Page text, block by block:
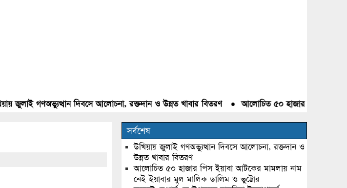
জুলাই গণঅভ্যুত্থান দিবসে আলোচনা, রক্তদান ও উন্নত খাবার বিতরণ● আলোচিত ৫০ হাজার পিস ইয়াবা
সর্বশেষ
উখিয়ায় জুলাই গণঅভ্যুত্থান দিবসে আলোচনা, রক্তদান ও
উন্নত খাবার বিতরণ
আলোচিত ৫০ হাজার পিস ইয়াবা আটকের মামলায় নাম
নেই ইয়াবার মুল মালিক ডালিম ও ভুট্টোর